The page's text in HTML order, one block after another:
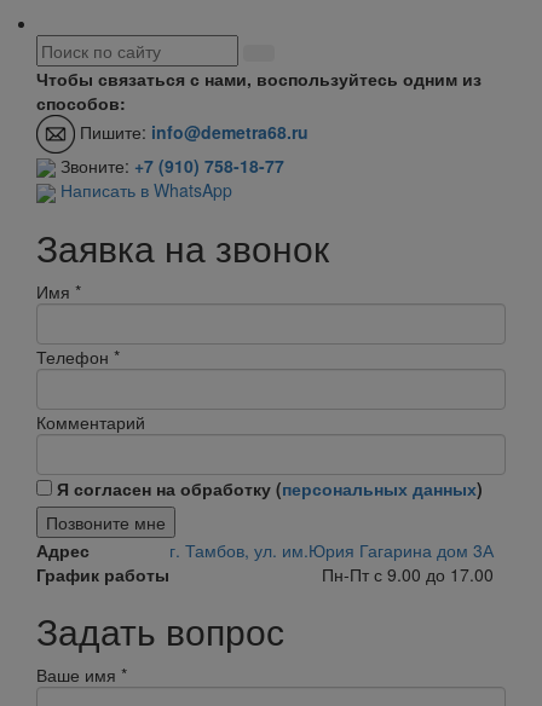
Чтобы связаться с нами, воспользуйтесь одним из
способов:
Пишите: info@demetra68.ru
Звоните: +7 (910) 758-18-77
Написать в WhatsApp
Заявка на звонок
Имя *
Телефон *
Комментарий
Я согласен на обработку (персональных данных)
Позвоните мне
Адрес
г. Тамбов, ул. им.Юрия Гагарина дом 3А
График работы
Пн-Пт с 9.00 до 17.00
Задать вопрос
Ваше имя *